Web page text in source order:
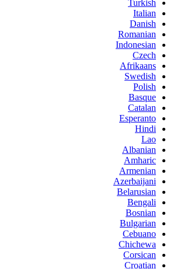
Turkish
Italian
Danish
Romanian
Indonesian
Czech
Afrikaans
Swedish
Polish
Basque
Catalan
Esperanto
Hindi
Lao
Albanian
Amharic
Armenian
Azerbaijani
Belarusian
Bengali
Bosnian
Bulgarian
Cebuano
Chichewa
Corsican
Croatian